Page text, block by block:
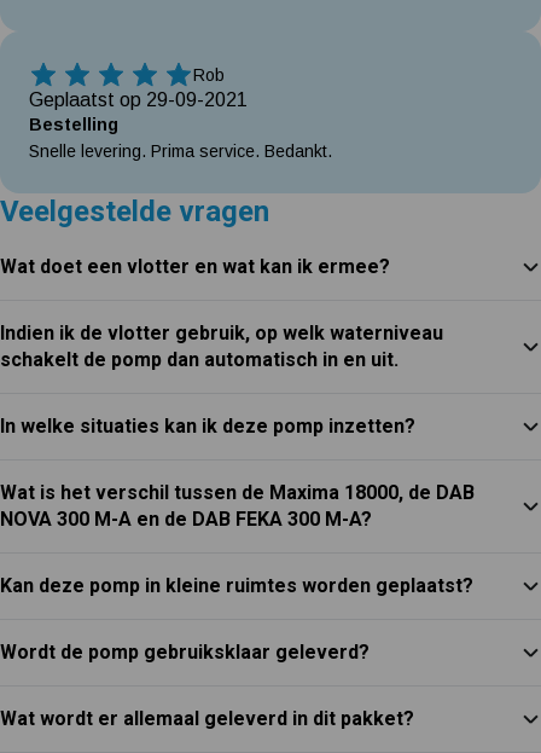
5 Sterren Rob
Geplaatst op 29-09-2021
Bestelling
Snelle levering. Prima service. Bedankt.
Veelgestelde vragen
Wat doet een vlotter en wat kan ik ermee?
Indien ik de vlotter gebruik, op welk waterniveau
schakelt de pomp dan automatisch in en uit.
In welke situaties kan ik deze pomp inzetten?
Wat is het verschil tussen de Maxima 18000, de DAB
NOVA 300 M-A en de DAB FEKA 300 M-A?
Kan deze pomp in kleine ruimtes worden geplaatst?
Wordt de pomp gebruiksklaar geleverd?
Wat wordt er allemaal geleverd in dit pakket?